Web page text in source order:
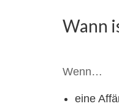
Wann
Wenn…
eine